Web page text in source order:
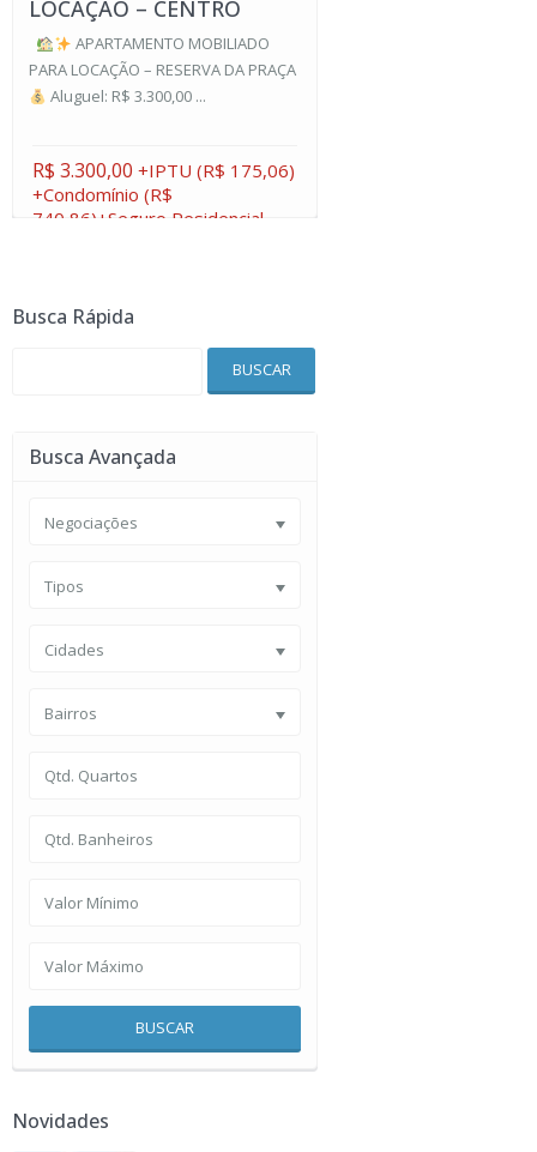
LOCAÇÃO – CENTRO
APARTAMENTO MOBILIADO
PARA LOCAÇÃO – RESERVA DA PRAÇA
Aluguel: R$ 3.300,00 ...
R$ 3.300,00+IPTU (R$ 175,06)
+Condomínio (R$
740,86)+Seguro Residencial
Busca Rápida
BUSCAR
Busca Avançada
Negociações
Tipos
Cidades
Bairros
BUSCAR
Novidades